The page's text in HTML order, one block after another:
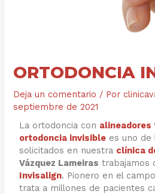
ORTODONCIA
Deja un comentario / Por
septiembre de 2021
La ortodoncia con
ortodoncia invisible es uno
solicitados en nuestra clínica
Vázquez Lameiras trabajamos
Invisalign. Pionero en el
trata a millones de pacientes